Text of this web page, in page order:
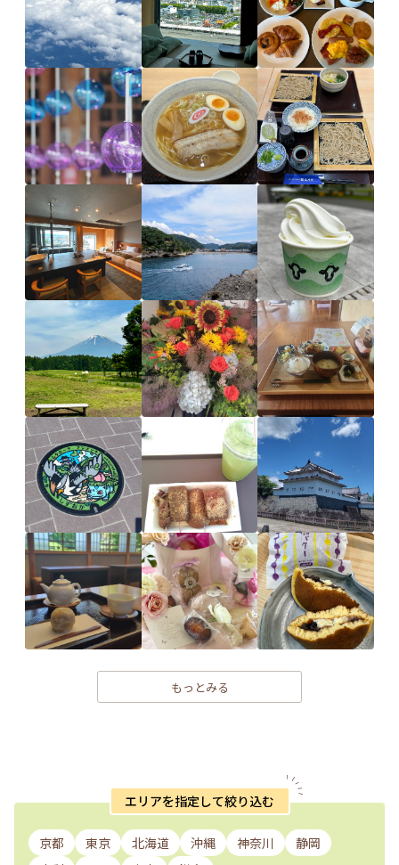
もっとみる
エリアを指定して絞り込む
京都 東京 北海道 沖縄 神奈川
静岡